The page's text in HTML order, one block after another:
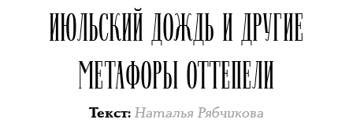
ИЮЛЬСКИЙ ДОЖДЬ И ДРУГИЕ
МЕТАФОРЫ ОТТЕПЕЛИ
Текст: Наталья Рябчикова